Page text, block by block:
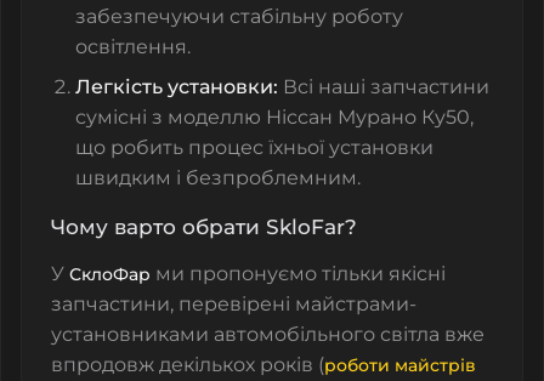
забезпечуючи стабільну роботу
освітлення.
Легкість установки: Всі наші запчастини
сумісні з моделлю Ніссан Мурано Ку50,
що робить процес їхньої установки
швидким і безпроблемним.
Чому варто обрати SkloFar?
У СклоФар ми пропонуємо тільки якісні
запчастини, перевірені майстрами-
установниками автомобільного світла вже
впродовж декількох років (роботи майстрів